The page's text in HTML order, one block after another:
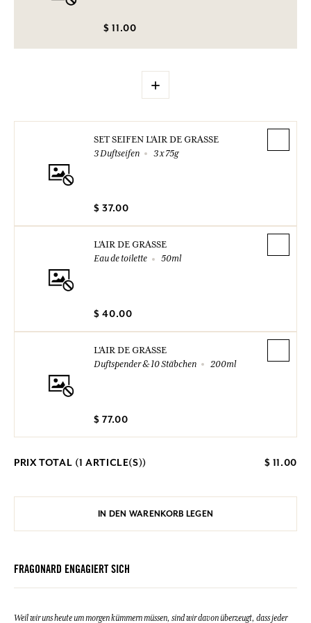
$ 11.00
+
SET SEIFEN L'AIR DE GRASSE
3 Duftseifen
3 x 75g
$ 37.00
L'AIR DE GRASSE
Eau de toilette
50ml
$ 40.00
L'AIR DE GRASSE
Duftspender & 10 Stäbchen
200ml
$ 77.00
PRIX TOTAL (1 ARTICLE(S)) $ 11.00
IN DEN WARENKORB LEGEN
FRAGONARD ENGAGIERT SICH
Weil wir uns heute um morgen kümmern müssen, sind wir davon überzeugt, dass jeder